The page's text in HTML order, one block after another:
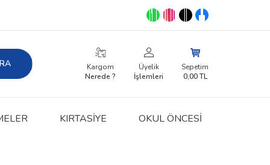
Kargom
Nerede ?
Üyelik
İşlemleri
Sepetim
0,00TL
KIRTASIYE OKUL ÖNCESİ